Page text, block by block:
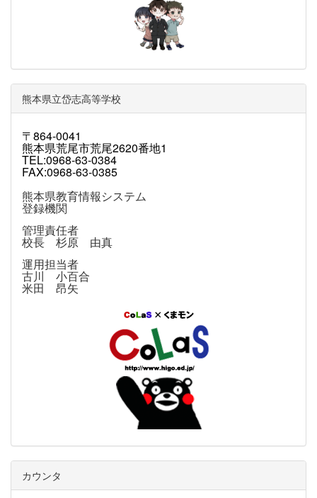
熊本県立岱志高等学校
〒864-0041
熊本県荒尾市荒尾2620番地1
TEL:0968-63-0384
FAX:0968-63-0385
熊本県教育情報システム
登録機関
管理責任者
校長 杉原 由真
運用担当者
古川 小百合
米田 昂矢
カウンタ